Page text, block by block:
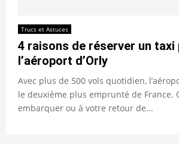
Trucs et Astuces
4 raisons de réserver un taxi
l’aéroport d’Orly
Avec plus de 500 vols quotidien,
le deuxième plus emprunté de France.
embarquer ou à votre retour de...